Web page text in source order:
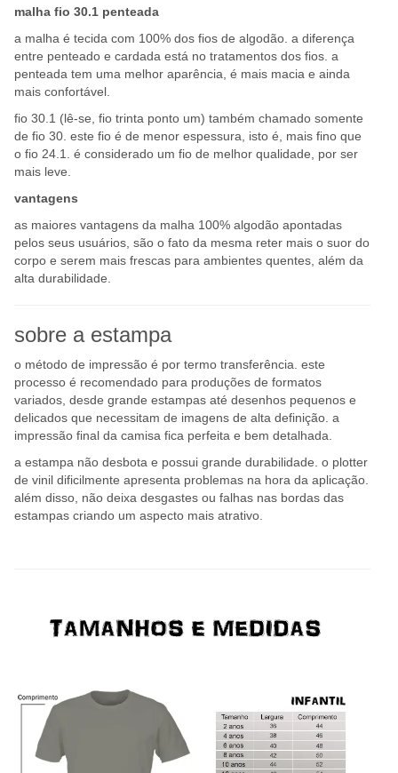
malha fio 30.1 penteada
a malha é tecida com 100% dos fios de algodão. a diferença
entre penteado e cardada está no tratamentos dos fios. a
penteada tem uma melhor aparência, é mais macia e ainda
mais confortável.
fio 30.1 (lê-se, fio trinta ponto um) também chamado somente
de fio 30. este fio é de menor espessura, isto é, mais fino que
o fio 24.1. é considerado um fio de melhor qualidade, por ser
mais leve.
vantagens
as maiores vantagens da malha 100% algodão apontadas
pelos seus usuários, são o fato da mesma reter mais o suor do
corpo e serem mais frescas para ambientes quentes, além da
alta durabilidade.
sobre a estampa
o método de impressão é por termo transferência. este
processo é recomendado para produções de formatos
variados, desde grande estampas até desenhos pequenos e
delicados que necessitam de imagens de alta definição. a
impressão final da camisa fica perfeita e bem detalhada.
a estampa não desbota e possui grande durabilidade. o plotter
de vinil dificilmente apresenta problemas na hora da aplicação.
além disso, não deixa desgastes ou falhas nas bordas das
estampas criando um aspecto mais atrativo.